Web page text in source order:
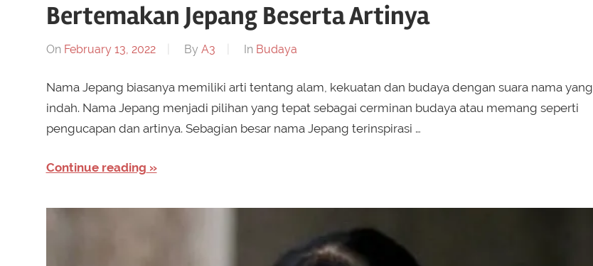
Bertemakan Jepang Beserta Artinya
On February 13, 2022 By A3 In Budaya
Nama Jepang biasanya memiliki arti tentang alam, kekuatan dan budaya dengan suara nama yang
indah. Nama Jepang menjadi pilihan yang tepat sebagai cerminan budaya atau memang seperti
pengucapan dan artinya. Sebagian besar nama Jepang terinspirasi …
Continue reading